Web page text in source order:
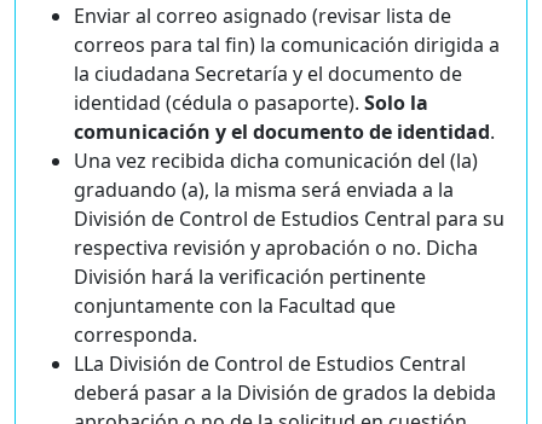
Enviar al correo asignado (revisar lista de
correos para tal fin) la comunicación dirigida a
la ciudadana Secretaría y el documento de
identidad (cédula o pasaporte). Solo la
comunicación y el documento de identidad.
Una vez recibida dicha comunicación del (la)
graduando (a), la misma será enviada a la
División de Control de Estudios Central para su
respectiva revisión y aprobación o no. Dicha
División hará la verificación pertinente
conjuntamente con la Facultad que
corresponda.
LLa División de Control de Estudios Central
deberá pasar a la División de grados la debida